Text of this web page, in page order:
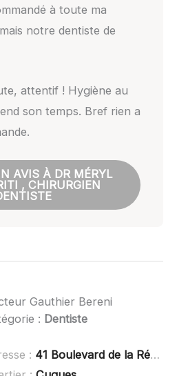
à toute ma
notre dentiste de
attentif ! Hygiène au
son temps. Bref rien a
AVIS À DR MÉRYL
, CHIRURGIEN
Gauthier Bereni
: Dentiste
: 41 Boulevard de la République, 13100 Aix-en-Provence